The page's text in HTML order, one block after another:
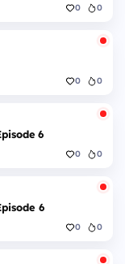
0 0
0 0
6
0 0
6
0 0